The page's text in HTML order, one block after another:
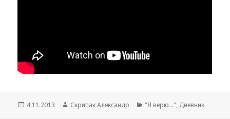
Опубліковано
4.11.2013 Автор
Скрипак Александр Категорії
"Я верю...", Дневник